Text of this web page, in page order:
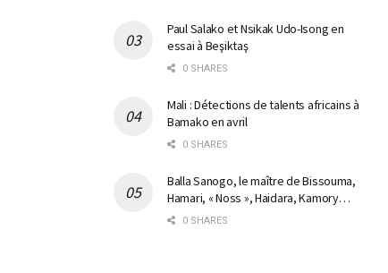
Paul Salako et Nsikak Udo-Isong en
essai à Beşiktaş
0 SHARES
Mali : Détections de talents africains à
Bamako en avril
0 SHARES
Balla Sanogo, le maître de Bissouma,
Hamari, « Noss », Haidara, Kamory…
0 SHARES